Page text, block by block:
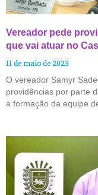
Vereador pede
que vai atuar no
11 de maio de 2023
O vereador Samyr
providências por parte
a formação da equipe